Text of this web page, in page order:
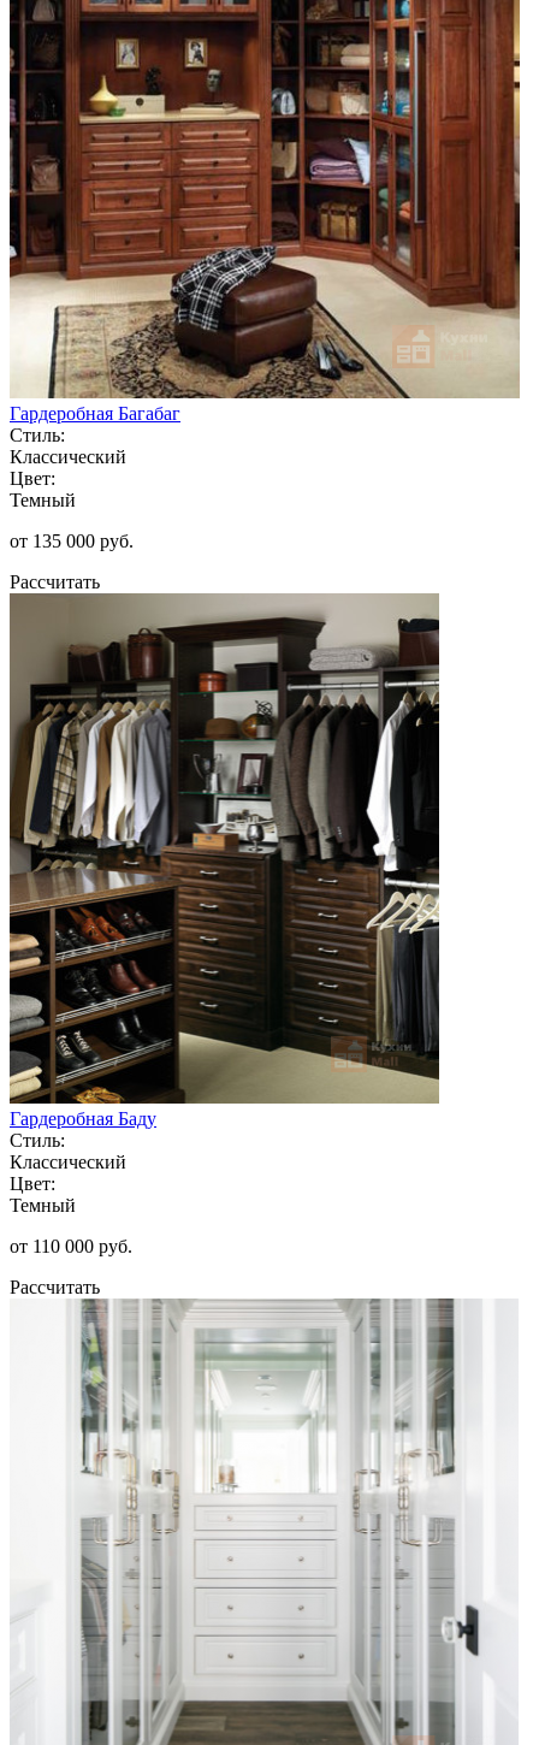
Гардеробная Багабаг
Стиль:
Классический
Цвет:
Темный
от 135 000 руб.
Рассчитать
Гардеробная Баду
Стиль:
Классический
Цвет:
Темный
от 110 000 руб.
Рассчитать